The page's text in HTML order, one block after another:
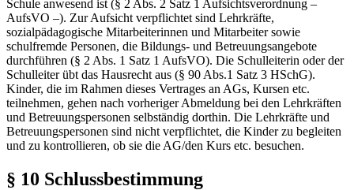
Schule anwesend ist (§ 2 Abs. 2 Satz 1 Aufsichtsverordnung –
AufsVO –). Zur Aufsicht verpflichtet sind Lehrkräfte,
sozialpädagogische Mitarbeiterinnen und Mitarbeiter sowie
schulfremde Personen, die Bildungs- und Betreuungsangebote
durchführen (§ 2 Abs. 1 Satz 1 AufsVO). Die Schulleiterin oder der
Schulleiter übt das Hausrecht aus (§ 90 Abs.1 Satz 3 HSchG).
Kinder, die im Rahmen dieses Vertrages an AGs, Kursen etc.
teilnehmen, gehen nach vorheriger Abmeldung bei den Lehrkräften
und Betreuungspersonen selbständig dorthin. Die Lehrkräfte und
Betreuungspersonen sind nicht verpflichtet, die Kinder zu begleiten
und zu kontrollieren, ob sie die AG/den Kurs etc. besuchen.
§ 10 Schlussbestimmung